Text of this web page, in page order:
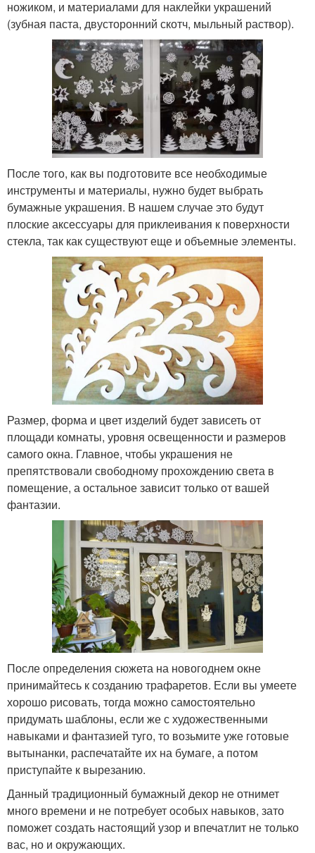
ножиком, и материалами для наклейки украшений
(зубная паста, двусторонний скотч, мыльный раствор).
После того, как вы подготовите все необходимые
инструменты и материалы, нужно будет выбрать
бумажные украшения. В нашем случае это будут
плоские аксессуары для приклеивания к поверхности
стекла, так как существуют еще и объемные элементы.
Размер, форма и цвет изделий будет зависеть от
площади комнаты, уровня освещенности и размеров
самого окна. Главное, чтобы украшения не
препятствовали свободному прохождению света в
помещение, а остальное зависит только от вашей
фантазии.
После определения сюжета на новогоднем окне
принимайтесь к созданию трафаретов. Если вы умеете
хорошо рисовать, тогда можно самостоятельно
придумать шаблоны, если же с художественными
навыками и фантазией туго, то возьмите уже готовые
вытынанки, распечатайте их на бумаге, а потом
приступайте к вырезанию.
Данный традиционный бумажный декор не отнимет
много времени и не потребует особых навыков, зато
поможет создать настоящий узор и впечатлит не только
вас, но и окружающих.